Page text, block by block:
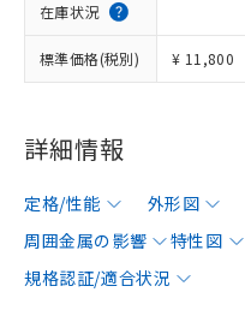
在庫状況
標準価格(税別) ¥ 11,800
詳細情報
定格/性能 外形図
周囲金属の影響
特性図
規格認証/適合状況